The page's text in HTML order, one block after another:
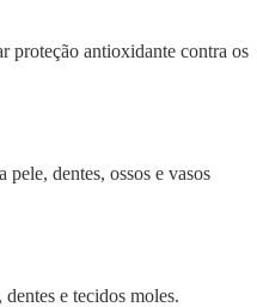
proteção antioxidante contra os
dentes, ossos e vasos
e tecidos moles.